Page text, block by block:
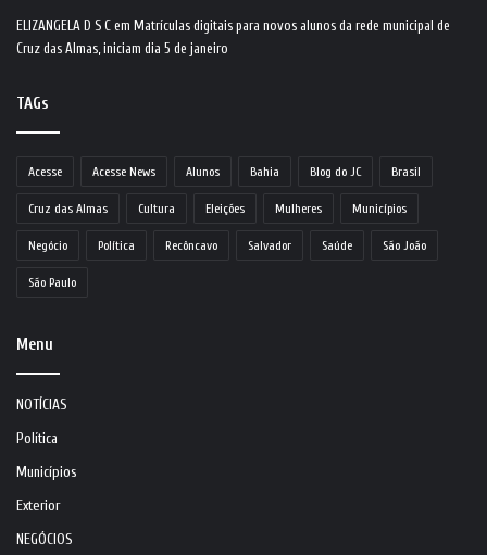
ELIZANGELA D S C em Matrículas digitais para novos alunos da rede municipal de
Cruz das Almas, iniciam dia 5 de janeiro
TAGs
Acesse Acesse News Alunos Bahia Blog do JC Brasil
Cruz das Almas Cultura Eleições Mulheres Municípios
Negócio Política Recôncavo Salvador Saúde São João
São Paulo
Menu
NOTÍCIAS
Política
Municípios
Exterior
NEGÓCIOS